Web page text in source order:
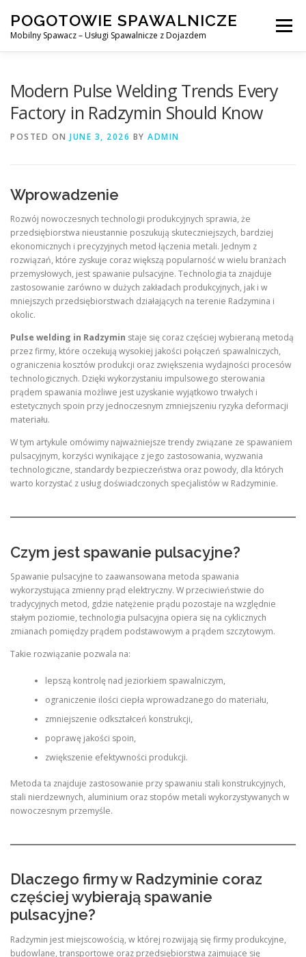
content
POGOTOWIE SPAWALNICZE
Mobilny Spawacz – Usługi Spawalnicze z Dojazdem
Menu
Modern Pulse Welding Trends Every
Factory in Radzymin Should Know
POSTED ON JUNE 3, 2026 BY ADMIN
Wprowadzenie
Rozwój nowoczesnych technologii produkcyjnych sprawia, że
przedsiębiorstwa nieustannie poszukują skuteczniejszych, bardziej
ekonomicznych i precyzyjnych metod łączenia metali. Jednym z
rozwiązań, które zyskuje coraz większą popularność w wielu branżach
przemysłowych, jest spawanie pulsacyjne. Technologia ta znajduje
zastosowanie zarówno w dużych zakładach produkcyjnych, jak i w
mniejszych przedsiębiorstwach działających na terenie Radzymina i
okolic.
Pulse welding in Radzymin staje się coraz częściej wybieraną metodą
przez firmy, które oczekują wysokiej jakości połączeń spawalniczych,
ograniczenia kosztów produkcji oraz zwiększenia wydajności procesów
technologicznych. Dzięki wykorzystaniu impulsowego sterowania
prądem spawania możliwe jest uzyskanie wyjątkowo trwałych i
estetycznych spoin przy jednoczesnym zmniejszeniu ryzyka deformacji
materiału.
W tym artykule omówimy najważniejsze trendy związane ze spawaniem
pulsacyjnym, korzyści wynikające z jego zastosowania, wyzwania
technologiczne, standardy bezpieczeństwa oraz powody, dla których
warto korzystać z usług doświadczonych specjalistów w Radzyminie.
Czym jest spawanie pulsacyjne?
Spawanie pulsacyjne to zaawansowana metoda spawania
wykorzystująca zmienny prąd elektryczny. W przeciwieństwie do
tradycyjnych metod, gdzie natężenie prądu pozostaje na względnie
stałym poziomie, technologia pulsacyjna opiera się na cyklicznych
zmianach pomiędzy prądem podstawowym a prądem szczytowym.
Takie rozwiązanie pozwala na:
lepszą kontrolę nad jeziorkiem spawalniczym,
ograniczenie ilości ciepła wprowadzanego do materiału,
zmniejszenie odkształceń konstrukcji,
poprawę jakości spoin,
zwiększenie efektywności produkcji.
Metoda ta znajduje zastosowanie przy spawaniu stali konstrukcyjnych,
stali nierdzewnych, aluminium oraz stopów metali wykorzystywanych w
nowoczesnym przemyśle.
Dlaczego firmy w Radzyminie coraz
częściej wybierają spawanie
pulsacyjne?
Radzymin jest miejscowością, w której rozwijają się firmy produkcyjne,
budowlane, transportowe oraz przedsiębiorstwa zajmujące się